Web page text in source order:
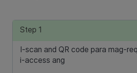
Step 1
I-scan and QR code para mag-
i-access ang